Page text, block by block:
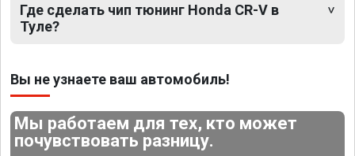
Где сделать чип тюнинг Honda CR-V в
Туле?
Вы не узнаете ваш автомобиль!
Мы работаем для тех, кто может
почувствовать разницу.